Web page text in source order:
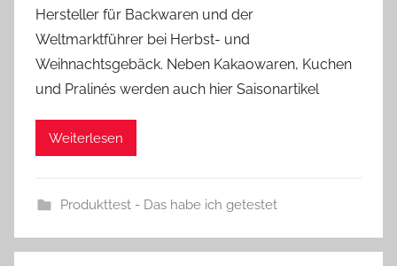
Hersteller für Backwaren und der
Weltmarktführer bei Herbst- und
Weihnachtsgebäck. Neben Kakaowaren, Kuchen
und Pralinés werden auch hier Saisonartikel
Weiterlesen
Produkttest - Das habe ich getestet